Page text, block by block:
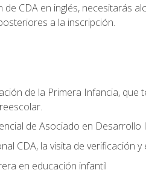
CDA en inglés, necesitarás
a la inscripción.
de la Primera Infancia,
de Asociado en Desarrollo
CDA, la visita de verificación y
en educación infantil